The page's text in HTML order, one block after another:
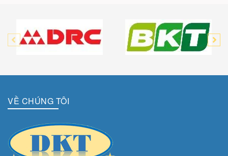
JKTIRE
Công Ty TNHH Máy và Dịch Vụ DKT Việt Nam
DKT
VỀ CHÚNG TÔI